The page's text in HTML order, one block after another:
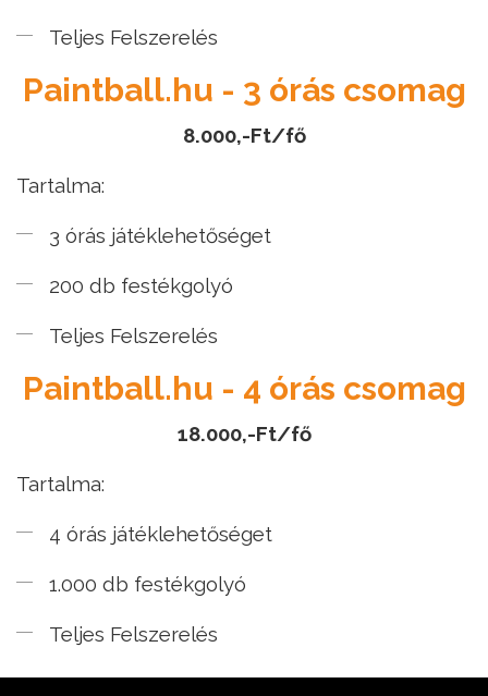
Teljes Felszerelés
Paintball.hu - 3 órás csomag
8.000,-Ft/fő
Tartalma:
3 órás játéklehetőséget
200 db festékgolyó
Teljes Felszerelés
Paintball.hu - 4 órás csomag
18.000,-Ft/fő
Tartalma:
4 órás játéklehetőséget
1.000 db festékgolyó
Teljes Felszerelés